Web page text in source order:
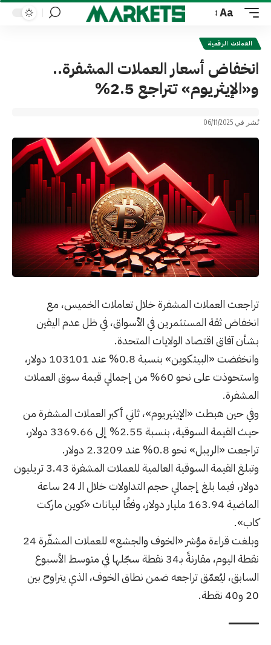
Font
Resizer
Aa
العملات الرقمية
انخفاض أسعار العملات المشفرة..
و«الإيثريوم» تتراجع 2.5%
نُشر في 06/11/2025
تراجعت العملات المشفرة خلال تعاملات الخميس، مع
انخفاض ثقة المستثمرين في الأسواق، في ظل عدم اليقين
بشأن آفاق اقتصاد الولايات المتحدة.
وانخفضت «البيتكوين» بنسبة0.8% عند103101 دولار،
واستحوذت على نحو60% من إجمالي قيمة سوق العملات
المشفرة.
وفي حين هبطت «الإيثيريوم»، ثاني أكبر العملات المشفرة من
حيث القيمة السوقية، بنسبة2.55% إلى3369.66 دولار،
تراجعت «الريبل» نحو0.8% عند2.3209 دولار.
وتبلغ القيمة السوقية العالمية للعملات المشفرة 3.43تريليون
دولار، فيما بلغ إجمالي حجم التداولات خلال الـ24 ساعة
الماضية163.94 مليار دولار، وفقًا لبيانات «كوين ماركت
كاب».
وبلغت قراءة مؤشر «الخوف والجشع» للعملات المشفّرة24
نقطة اليوم، مقارنةً بـ34 نقطة سجّلها في متوسط الأسبوع
السابق، ليُعمّق تراجعه ضمن نطاق الخوف، الذي يتراوح بين
20 و40نقطة.